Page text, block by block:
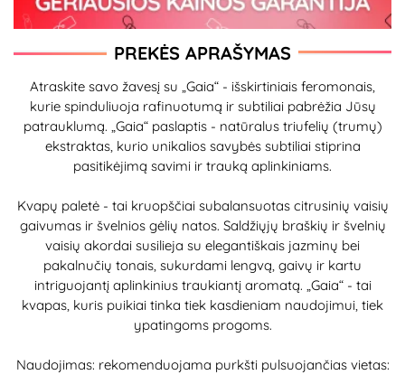
PREKĖS APRAŠYMAS
Atraskite savo žavesį su „Gaia“ - išskirtiniais feromonais,
kurie spinduliuoja rafinuotumą ir subtiliai pabrėžia Jūsų
patrauklumą. „Gaia“ paslaptis - natūralus triufelių (trumų)
ekstraktas, kurio unikalios savybės subtiliai stiprina
pasitikėjimą savimi ir trauką aplinkiniams.
Kvapų paletė - tai kruopščiai subalansuotas citrusinių vaisių
gaivumas ir švelnios gėlių natos. Saldžiųjų braškių ir švelnių
vaisių akordai susilieja su elegantiškais jazminų bei
pakalnučių tonais, sukurdami lengvą, gaivų ir kartu
intriguojantį aplinkinius traukiantį aromatą. „Gaia“ - tai
kvapas, kuris puikiai tinka tiek kasdieniam naudojimui, tiek
ypatingoms progoms.
Naudojimas: rekomenduojama purkšti pulsuojančias vietas: